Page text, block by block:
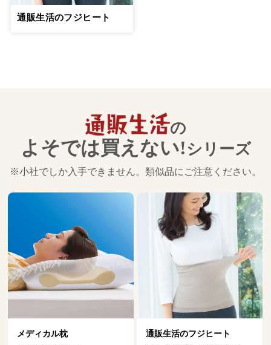
通販生活のフジヒート
の
よそでは買えない!シリーズ
※小社でしか入手できません。類似品にご注意ください。
メディカル枕 通販生活のフジヒート